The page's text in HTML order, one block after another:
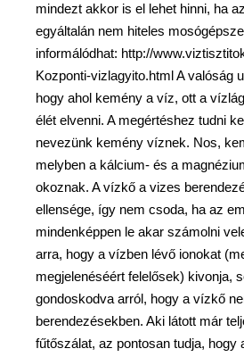
mindezt akkor is el lehet hinni, ha
egyáltalán nem hiteles
informálódhat: http://
Kozponti-vizlagyito.html A valóság
hogy ahol kemény a víz, ott a
élét elvenni. A megértéshez tudni
nevezünk kemény víznek. Nos,
melyben a kálcium- és a
okoznak. A vízkő a vizes
ellensége, így nem csoda, ha az
mindenképpen le akar számolni
arra, hogy a vízben lévő ionokat
megjelenéséért felelősek) kivonja,
gondoskodva arról, hogy a vízkő
berendezésekben. Aki látott már
fűtőszálat, az pontosan tudja, hogy